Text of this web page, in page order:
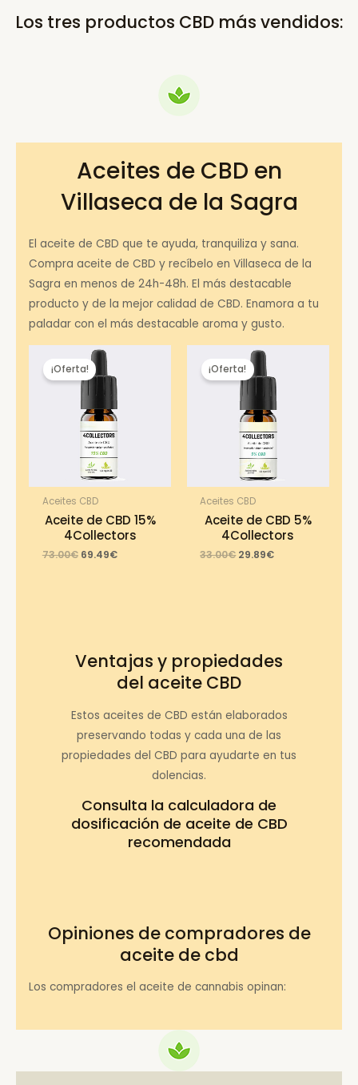
Los tres productos CBD más vendidos:
Aceites de CBD en
Villaseca de la Sagra
El aceite de CBD que te ayuda, tranquiliza y sana.
Compra aceite de CBD y recíbelo en Villaseca de la
Sagra en menos de 24h-48h. El más destacable
producto y de la mejor calidad de CBD. Enamora a tu
paladar con el más destacable aroma y gusto.
¡Oferta!
Aceites CBD
Aceite de CBD 15%
4Collectors
73.00€ Original
69.49€Current
¡Oferta!
Aceites CBD
Aceite de CBD 5%
4Collectors
33.00€ Original
29.89€Current
Ventajas y propiedades
del aceite CBD
Estos aceites de CBD están elaborados
preservando todas y cada una de las
propiedades del CBD para ayudarte en tus
dolencias.
Consulta la calculadora de
dosificación de aceite de CBD
recomendada
Opiniones de compradores de
aceite de cbd
Los compradores el aceite de cannabis opinan: